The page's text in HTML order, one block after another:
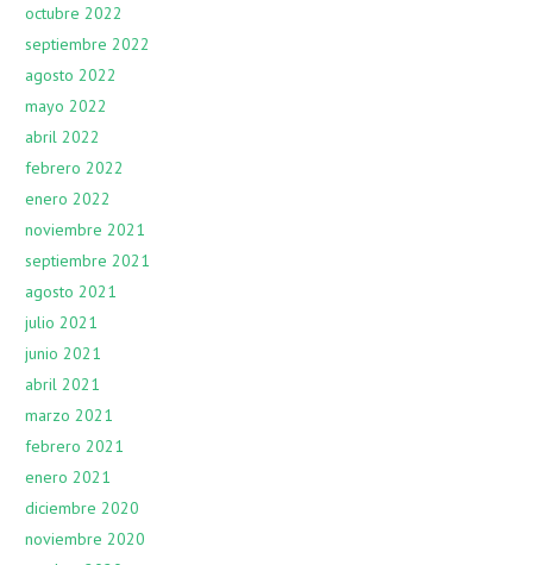
octubre 2022
septiembre 2022
agosto 2022
mayo 2022
abril 2022
febrero 2022
enero 2022
noviembre 2021
septiembre 2021
agosto 2021
julio 2021
junio 2021
abril 2021
marzo 2021
febrero 2021
enero 2021
diciembre 2020
noviembre 2020